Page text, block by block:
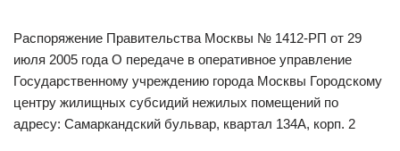
Распоряжение Правительства Москвы № 1412-РП от 29
июля 2005 года О передаче в оперативное управление
Государственному учреждению города Москвы Городскому
центру жилищных субсидий нежилых помещений по
адресу: Самаркандский бульвар, квартал 134А, корп. 2